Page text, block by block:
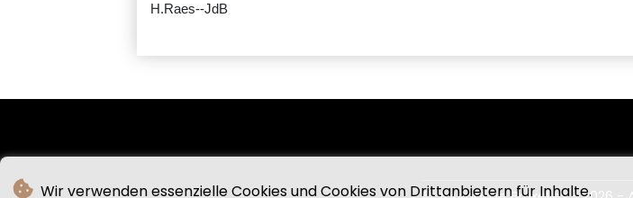
Wir verwenden essenzielle Cookies und Cookies von Drittanbietern für Inhalte.
H.Raes--JdB